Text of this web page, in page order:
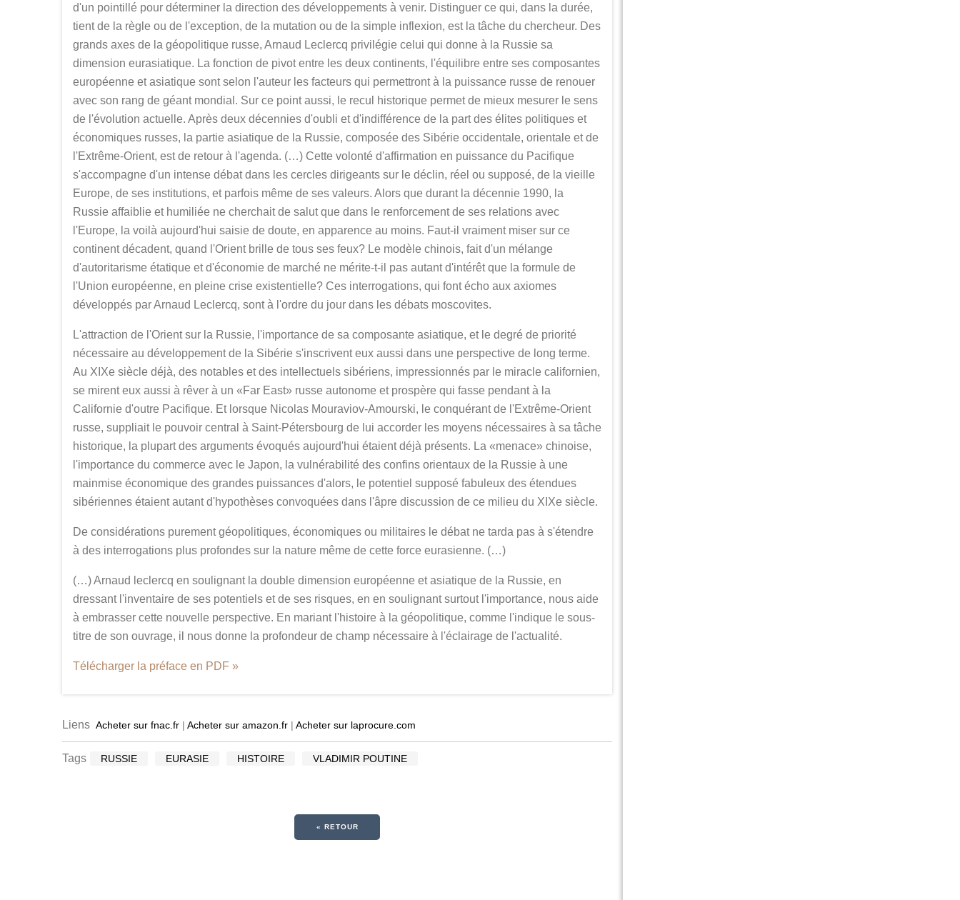
d'un pointillé pour déterminer la direction des développements à venir. Distinguer ce qui, dans la durée,
tient de la règle ou de l'exception, de la mutation ou de la simple inflexion, est la tâche du chercheur. Des
grands axes de la géopolitique russe, Arnaud Leclercq privilégie celui qui donne à la Russie sa
dimension eurasiatique. La fonction de pivot entre les deux continents, l'équilibre entre ses composantes
européenne et asiatique sont selon l'auteur les facteurs qui permettront à la puissance russe de renouer
avec son rang de géant mondial. Sur ce point aussi, le recul historique permet de mieux mesurer le sens
de l'évolution actuelle. Après deux décennies d'oubli et d'indifférence de la part des élites politiques et
économiques russes, la partie asiatique de la Russie, composée des Sibérie occidentale, orientale et de
l'Extrême-Orient, est de retour à l'agenda. (…) Cette volonté d'affirmation en puissance du Pacifique
s'accompagne d'un intense débat dans les cercles dirigeants sur le déclin, réel ou supposé, de la vieille
Europe, de ses institutions, et parfois même de ses valeurs. Alors que durant la décennie 1990, la
Russie affaiblie et humiliée ne cherchait de salut que dans le renforcement de ses relations avec
l'Europe, la voilà aujourd'hui saisie de doute, en apparence au moins. Faut-il vraiment miser sur ce
continent décadent, quand l'Orient brille de tous ses feux? Le modèle chinois, fait d'un mélange
d'autoritarisme étatique et d'économie de marché ne mérite-t-il pas autant d'intérêt que la formule de
l'Union européenne, en pleine crise existentielle? Ces interrogations, qui font écho aux axiomes
développés par Arnaud Leclercq, sont à l'ordre du jour dans les débats moscovites.
L'attraction de l'Orient sur la Russie, l'importance de sa composante asiatique, et le degré de priorité
nécessaire au développement de la Sibérie s'inscrivent eux aussi dans une perspective de long terme.
Au XIXe siècle déjà, des notables et des intellectuels sibériens, impressionnés par le miracle californien,
se mirent eux aussi à rêver à un «Far East» russe autonome et prospère qui fasse pendant à la
Californie d'outre Pacifique. Et lorsque Nicolas Mouraviov-Amourski, le conquérant de l'Extrême-Orient
russe, suppliait le pouvoir central à Saint-Pétersbourg de lui accorder les moyens nécessaires à sa tâche
historique, la plupart des arguments évoqués aujourd'hui étaient déjà présents. La «menace» chinoise,
l'importance du commerce avec le Japon, la vulnérabilité des confins orientaux de la Russie à une
mainmise économique des grandes puissances d'alors, le potentiel supposé fabuleux des étendues
sibériennes étaient autant d'hypothèses convoquées dans l'âpre discussion de ce milieu du XIXe siècle.
De considérations purement géopolitiques, économiques ou militaires le débat ne tarda pas à s'étendre
à des interrogations plus profondes sur la nature même de cette force eurasienne. (…)
(…) Arnaud leclercq en soulignant la double dimension européenne et asiatique de la Russie, en
dressant l'inventaire de ses potentiels et de ses risques, en en soulignant surtout l'importance, nous aide
à embrasser cette nouvelle perspective. En mariant l'histoire à la géopolitique, comme l'indique le sous-
titre de son ouvrage, il nous donne la profondeur de champ nécessaire à l'éclairage de l'actualité.
Télécharger la préface en PDF »
Liens Acheter sur fnac.fr | Acheter sur amazon.fr | Acheter sur laprocure.com
Tags RUSSIE EURASIE HISTOIRE VLADIMIR POUTINE
« RETOUR